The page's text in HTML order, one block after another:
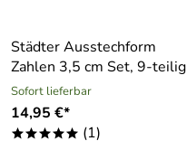
Städter Ausstechform
Zahlen 3,5 cm Set, 9-teilig
Sofort lieferbar
14,95 €*
***** (1)